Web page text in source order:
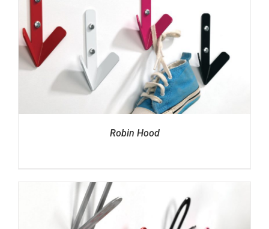
Robin Hood